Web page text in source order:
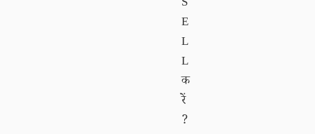
S
E
L
L
क
रें
?